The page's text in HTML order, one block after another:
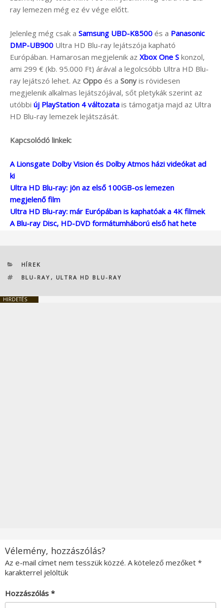
ray lemezen még ez év vége előtt.
Jelenleg még csak a Samsung UBD-K8500 és a Panasonic
DMP-UB900 Ultra HD Blu-ray lejátszója kapható
Európában. Hamarosan megjelenik az Xbox One S konzol,
ami 299 € (kb. 95.000 Ft) árával a legolcsóbb Ultra HD Blu-
ray lejátszó lehet. Az Oppo és a Sony is rövidesen
megjelenik alkalmas lejátszójával, sőt pletykák szerint az
utóbbi új PlayStation 4 változata is támogatja majd az Ultra
HD Blu-ray lemezek lejátszását.
Kapcsolódó linkek:
A Lionsgate Dolby Vision és Dolby Atmos házi videókat ad
ki
Ultra HD Blu-ray: jön az első 100GB-os lemezen
megjelenő film
Ultra HD Blu-ray: már Európában is kaphatóak a 4K filmek
A Blu-ray Disc, HD-DVD formátumháború első hat hete
KATEGÓRIÁK
HÍREK
CÍMKÉK
BLU-RAY , ULTRA HD BLU-RAY
HIRDETÉS
Vélemény, hozzászólás?
Az e-mail címet nem tesszük közzé. A kötelező mezőket *
karakterrel jelöltük
Hozzászólás *